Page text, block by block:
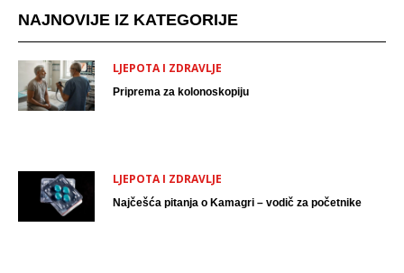
NAJNOVIJE IZ KATEGORIJE
LJEPOTA I ZDRAVLJE
Priprema za kolonoskopiju
LJEPOTA I ZDRAVLJE
Najčešća pitanja o Kamagri – vodič za početnike